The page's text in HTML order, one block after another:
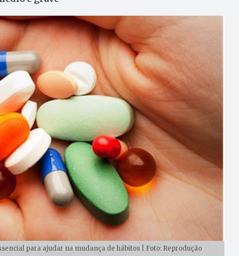
para ajudar na mudança de hábitos | Foto: Reprodução